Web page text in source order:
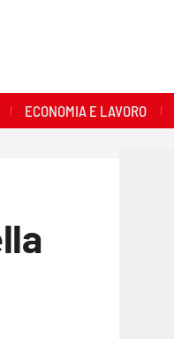
ECONOMIA E LAVORO